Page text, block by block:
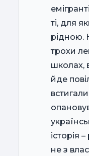
ті, для
рідною.
трохи
школах,
йде
історія
не з